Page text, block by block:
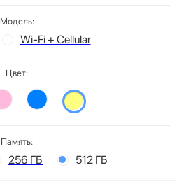
Модель:
Wi-Fi + Cellular
Цвет:
Память:
256 ГБ 512 ГБ